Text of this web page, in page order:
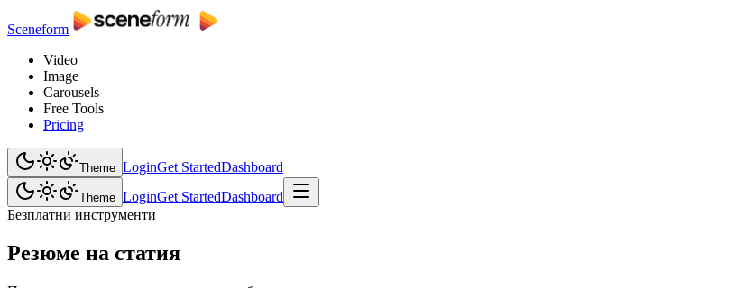
Sceneform
Video
Image
Carousels
Free Tools
Pricing
Theme LoginGet StartedDashboard
Theme LoginGet StartedDashboard
Безплатни инструменти
Резюме на статия